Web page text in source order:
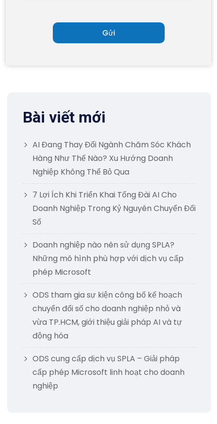
Bài viết mới
AI Đang Thay Đổi Ngành Chăm Sóc Khách
Hàng Như Thế Nào? Xu Hướng Doanh
Nghiệp Không Thể Bỏ Qua
7 Lợi Ích Khi Triển Khai Tổng Đài AI Cho
Doanh Nghiệp Trong Kỷ Nguyên Chuyển Đổi
Số
Doanh nghiệp nào nên sử dụng SPLA?
Những mô hình phù hợp với dịch vụ cấp
phép Microsoft
ODS tham gia sự kiện công bố kế hoạch
chuyển đổi số cho doanh nghiệp nhỏ và
vừa TP.HCM, giới thiệu giải pháp AI và tự
động hóa
ODS cung cấp dịch vụ SPLA – Giải pháp
cấp phép Microsoft linh hoạt cho doanh
nghiệp